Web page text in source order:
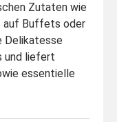
Zutaten wie
auf Buffets oder
Delikatesse
und liefert
essentielle